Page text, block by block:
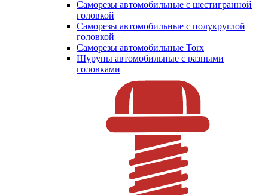
Саморезы автомобильные с шестигранной
головкой
Саморезы автомобильные с полукруглой
головкой
Саморезы автомобильные Torx
Шурупы автомобильные с разными
головками